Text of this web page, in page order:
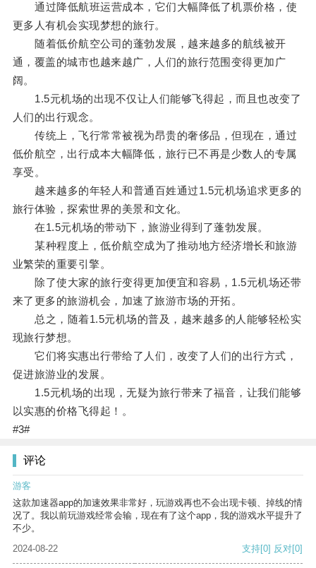
通过降低航班运营成本，它们大幅降低了机票价格，使
更多人有机会实现梦想的旅行。
随着低价航空公司的蓬勃发展，越来越多的航线被开
通，覆盖的城市也越来越广，人们的旅行范围变得更加广
阔。
1.5元机场的出现不仅让人们能够飞得起，而且也改变了
人们的出行观念。
传统上，飞行常常被视为昂贵的奢侈品，但现在，通过
低价航空，出行成本大幅降低，旅行已不再是少数人的专属
享受。
越来越多的年轻人和普通百姓通过1.5元机场追求更多的
旅行体验，探索世界的美景和文化。
在1.5元机场的带动下，旅游业得到了蓬勃发展。
某种程度上，低价航空成为了推动地方经济增长和旅游
业繁荣的重要引擎。
除了使大家的旅行变得更加便宜和容易，1.5元机场还带
来了更多的旅游机会，加速了旅游市场的开拓。
总之，随着1.5元机场的普及，越来越多的人能够轻松实
现旅行梦想。
它们将实惠出行带给了人们，改变了人们的出行方式，
促进旅游业的发展。
1.5元机场的出现，无疑为旅行带来了福音，让我们能够
以实惠的价格飞得起！。
#3#
评论
游客
这款加速器app的加速效果非常好，玩游戏再也不会出现卡顿、掉线的情
况了。我以前玩游戏经常会输，现在有了这个app，我的游戏水平提升了
不少。
2024-08-22
支持[0] 反对[0]